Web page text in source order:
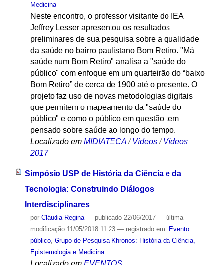
Medicina
Neste encontro, o professor visitante do IEA
Jeffrey Lesser apresentou os resultados
preliminares de sua pesquisa sobre a qualidade
da saúde no bairro paulistano Bom Retiro. "Má
saúde num Bom Retiro" analisa a "saúde do
público" com enfoque em um quarteirão do “baixo
Bom Retiro” de cerca de 1900 até o presente. O
projeto faz uso de novas metodologias digitais
que permitem o mapeamento da "saúde do
público" e como o público em questão tem
pensado sobre saúde ao longo do tempo.
Localizado em MIDIATECA /Vídeos /Vídeos
2017
Simpósio USP de História da Ciência e da
Tecnologia: Construindo Diálogos
Interdisciplinares
por Cláudia Regina — publicado22/06/2017 — última
modificação11/05/2018 11:23 — registrado em: Evento
público, Grupo de Pesquisa Khronos: História da Ciência,
Epistemologia e Medicina